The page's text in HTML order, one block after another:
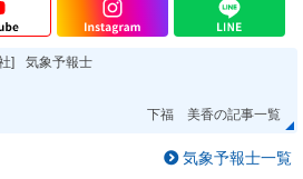
] 気象予報士
下福 美香の記事一覧
気象予報士一覧